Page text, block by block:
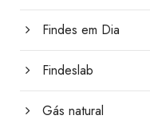
Findes em Dia
Findeslab
Gás natural